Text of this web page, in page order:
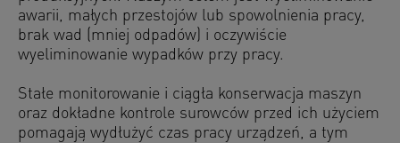
awarii, małych przestojów lub spowolnienia pracy,
brak wad (mniej odpadów) i oczywiście
wyeliminowanie wypadków przy pracy.
Stałe monitorowanie i ciągła konserwacja maszyn
oraz dokładne kontrole surowców przed ich użyciem
pomagają wydłużyć czas pracy urządzeń, a tym